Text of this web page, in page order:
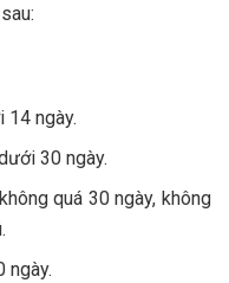
14 ngày.
30 ngày.
quá 30 ngày, không
ngày.